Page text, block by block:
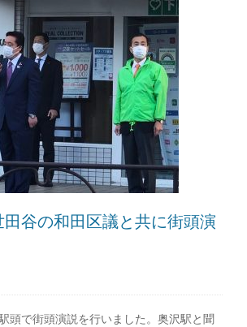
谷の和田区議と共に街頭演
頭で街頭演説を行いました。奥沢駅と聞